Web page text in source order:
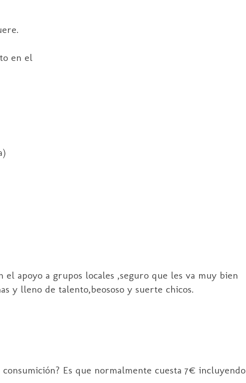
en el
apoyo a grupos locales ,seguro que les va muy bien
y lleno de talento,beososo y suerte chicos.
Es que normalmente cuesta 7€ incluyendo